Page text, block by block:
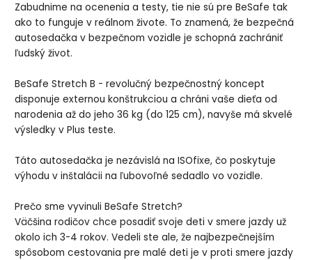
Zabudnime na ocenenia a testy, tie nie sú pre BeSafe tak
ako to funguje v reálnom živote. To znamená, že bezpečná
autosedačka v bezpečnom vozidle je schopná zachrániť
ľudský život.
BeSafe Stretch B - revolučný bezpečnostný koncept
disponuje externou konštrukciou a chráni vaše dieťa od
narodenia až do jeho 36 kg (do 125 cm), navyše má skvelé
výsledky v Plus teste.
Táto autosedačka je nezávislá na ISOfixe, čo poskytuje
výhodu v inštalácii na ľubovoľné sedadlo vo vozidle.
Prečo sme vyvinuli BeSafe Stretch?
Väčšina rodičov chce posadiť svoje deti v smere jazdy už
okolo ich 3-4 rokov. Vedeli ste ale, že najbezpečnejším
spôsobom cestovania pre malé deti je v proti smere jazdy